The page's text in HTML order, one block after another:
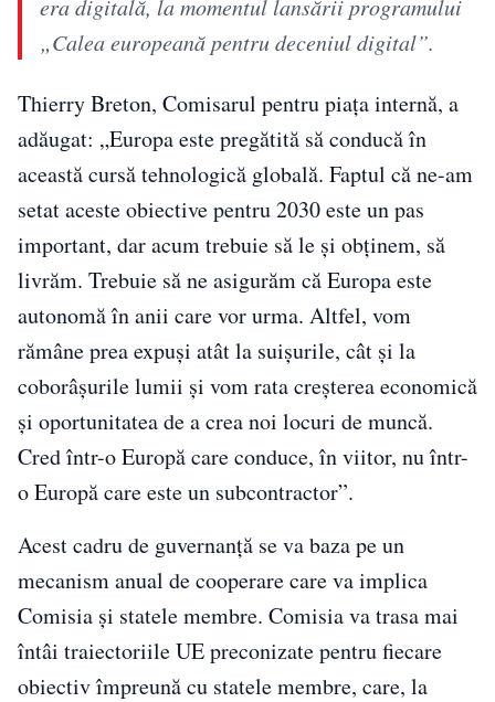
era digitală, la momentul lansării programului
„Calea europeană pentru deceniul digital”.
Thierry Breton, Comisarul pentru piața internă, a
adăugat: „Europa este pregătită să conducă în
această cursă tehnologică globală. Faptul că ne-am
setat aceste obiective pentru 2030 este un pas
important, dar acum trebuie să le și obținem, să
livrăm. Trebuie să ne asigurăm că Europa este
autonomă în anii care vor urma. Altfel, vom
rămâne prea expuși atât la suișurile, cât și la
coborâșurile lumii și vom rata creșterea economică
și oportunitatea de a crea noi locuri de muncă.
Cred într-o Europă care conduce, în viitor, nu într-
o Europă care este un subcontractor”.
Acest cadru de guvernanță se va baza pe un
mecanism anual de cooperare care va implica
Comisia și statele membre. Comisia va trasa mai
întâi traiectoriile UE preconizate pentru fiecare
obiectiv împreună cu statele membre, care, la